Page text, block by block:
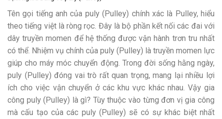
Tên gọi tiếng anh của puly (Pulley) chính xác là Pulley, hiểu
theo tiếng việt là ròng rọc. Đây là bộ phần kết nối các đai với
dây truyền momen để hệ thống được vận hành trơn tru nhất
có thể. Nhiệm vụ chính của puly (Pulley) là truyền momen lực
giúp cho máy móc chuyển động. Trong đời sống hằng ngày,
puly (Pulley) đóng vai trò rất quan trọng, mang lại nhiều lợi
ích cho việc vận chuyển ở các khu vực khác nhau. Vậy gia
công puly (Pulley) là gì? Tùy thuộc vào từng đơn vị gia công
mà cấu tạo của các puly (Pulley) sẽ có sự khác biệt nhất